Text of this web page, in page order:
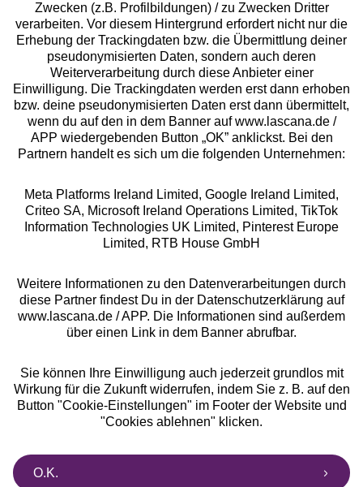
Beratung
Über uns
Rechtliches
Alle Preise inkl. MwSt., zzgl.
Versandkosten
** Bonität vorausgesetzt, berechtigt zur Bonitätsprüfung
Zwecken (z.B. Profilbildungen) / zu Zwecken Dritter
verarbeiten. Vor diesem Hintergrund erfordert nicht nur die
Erhebung der Trackingdaten bzw. die Übermittlung deiner
pseudonymisierten Daten, sondern auch deren
Weiterverarbeitung durch diese Anbieter einer
Einwilligung. Die Trackingdaten werden erst dann erhoben
bzw. deine pseudonymisierten Daten erst dann übermittelt,
wenn du auf den in dem Banner auf www.lascana.de /
APP wiedergebenden Button „OK” anklickst. Bei den
Partnern handelt es sich um die folgenden Unternehmen:
Meta Platforms Ireland Limited, Google Ireland Limited,
Criteo SA, Microsoft Ireland Operations Limited, TikTok
Information Technologies UK Limited, Pinterest Europe
Limited, RTB House GmbH
Weitere Informationen zu den Datenverarbeitungen durch
diese Partner findest Du in der Datenschutzerklärung auf
www.lascana.de / APP. Die Informationen sind außerdem
über einen Link in dem Banner abrufbar.
Sie können Ihre Einwilligung auch jederzeit grundlos mit
Wirkung für die Zukunft widerrufen, indem Sie z. B. auf den
Button "Cookie-Einstellungen" im Footer der Website und
"Cookies ablehnen" klicken.
O.K.